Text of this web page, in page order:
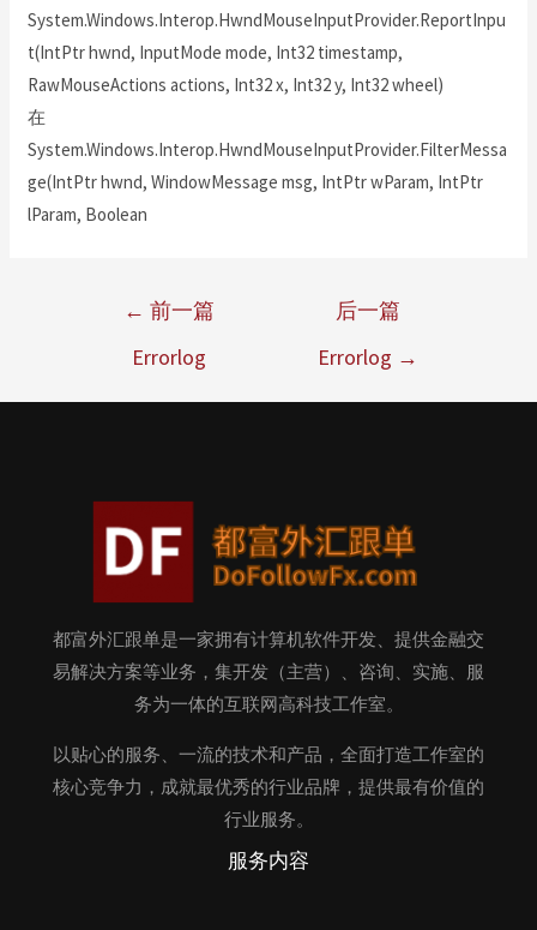
System.Windows.Interop.HwndMouseInputProvider.ReportInpu
t(IntPtr hwnd, InputMode mode, Int32 timestamp,
RawMouseActions actions, Int32 x, Int32 y, Int32 wheel)
在
System.Windows.Interop.HwndMouseInputProvider.FilterMessa
ge(IntPtr hwnd, WindowMessage msg, IntPtr wParam, IntPtr
lParam, Boolean
← 前一篇
Errorlog
后一篇
Errorlog →
都富外汇跟单是一家拥有计算机软件开发、提供金融交
易解决方案等业务，集开发（主营）、咨询、实施、服
务为一体的互联网高科技工作室。
以贴心的服务、一流的技术和产品，全面打造工作室的
核心竞争力，成就最优秀的行业品牌，提供最有价值的
行业服务。
服务内容